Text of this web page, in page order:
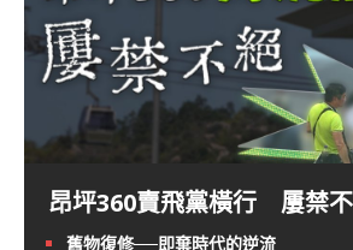
昂坪360賣飛黨橫行 屢禁
舊物復修──即棄時代的逆流